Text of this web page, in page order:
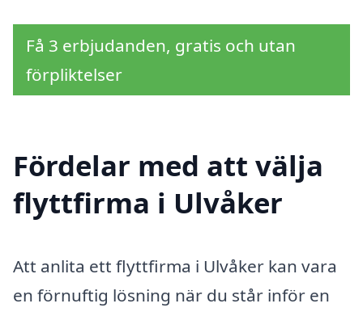
Få 3 erbjudanden, gratis och utan
förpliktelser
Fördelar med att välja
flyttfirma i Ulvåker
Att anlita ett flyttfirma i Ulvåker kan vara
en förnuftig lösning när du står inför en